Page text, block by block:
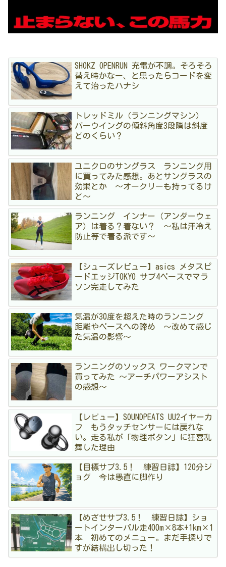
SHOKZ OPENRUN 充電が不調。そろそろ
替え時かなー、と思ったらコードを変
えて治ったハナシ
トレッドミル（ランニングマシン）
バーウイングの傾斜角度3段階は斜度
どのくらい？
ユニクロのサングラス ランニング用
に買ってみた感想。あとサングラスの
効果とか 〜オークリーも持ってるけ
ど〜
ランニング インナー（アンダーウェ
ア）は着る？着ない？ 〜私は汗冷え
防止等で着る派です〜
【シューズレビュー】asics メタスピ
ードエッジTOKYO サブ4ペースでマラ
ソン完走してみた
気温が30度を超えた時のランニング
距離やペースへの諦め 〜改めて感じ
た気温の影響〜
ランニングのソックス ワークマンで
買ってみた 〜アーチパワーアシスト
の感想〜
【レビュー】SOUNDPEATS UU2イヤーカ
フ もうタッチセンサーには戻れな
い。走る私が「物理ボタン」に狂喜乱
舞した理由
【目標サブ3.5！ 練習日誌】120分ジ
ョグ 今は愚直に脚作り
【めざせサブ3.5！ 練習日誌】ショ
ートインターバル走400m×8本+1km×1
本 初めてのメニュー。まだ手探りで
すが結構出し切った！